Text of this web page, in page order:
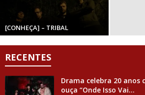
[CONHEÇA] – TRIBAL
RECENTES
Drama celebra 20 anos
ouça “Onde Isso Vai...